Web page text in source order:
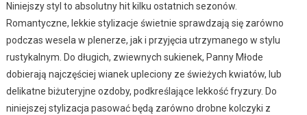
Niniejszy styl to absolutny hit kilku ostatnich sezonów.
Romantyczne, lekkie stylizacje świetnie sprawdzają się zarówno
podczas wesela w plenerze, jak i przyjęcia utrzymanego w stylu
rustykalnym. Do długich, zwiewnych sukienek, Panny Młode
dobierają najczęściej wianek upleciony ze świeżych kwiatów, lub
delikatne biżuteryjne ozdoby, podkreślające lekkość fryzury. Do
niniejszej stylizacja pasować będą zarówno drobne kolczyki z